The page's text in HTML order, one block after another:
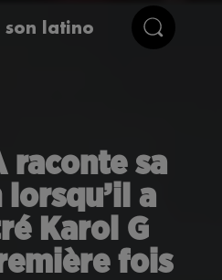
son latino
raconte sa
a
Karol G
fois